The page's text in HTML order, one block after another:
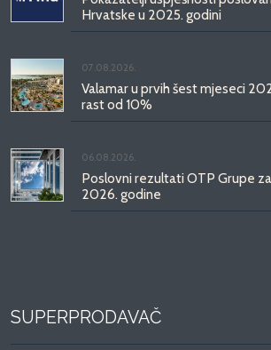
Hrvatske u 2025. godini
07.08.2026.
Valamar u prvih šest mjeseci
rast od 10%
06.08.2026.
Poslovni rezultati OTP Grupe
2026. godine
SUPERPRODAVAČ